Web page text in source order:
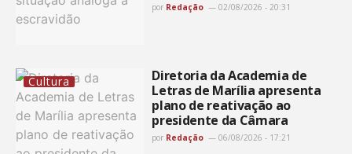
por Redação 02/08/2026 - 20:31
Cultura
Diretoria da Academia de
Letras de Marília apresenta
plano de reativação ao
presidente da Câmara
por Redação 06/08/2026 - 17:21